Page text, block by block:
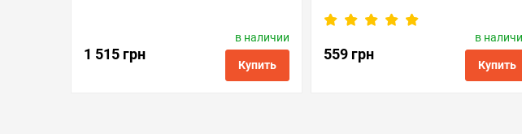
1 515 грн ink.c.gi-46.4 559 грн
Производитель: Apex Microelectronics
mc.mc-g03